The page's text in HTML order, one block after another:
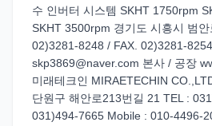
수 인버터 시스템 SKHT 1750rpm
SKHT 3500rpm 경기도 시흥시 범안
02)3281-8248 / FAX. 02)3281-
skp3869@naver.com 본사 / 공장
미래테크인 MIRAETECHIN
단원구 해안로213번길 21 TEL :
031)494-7665 Mobile : 010-4496-